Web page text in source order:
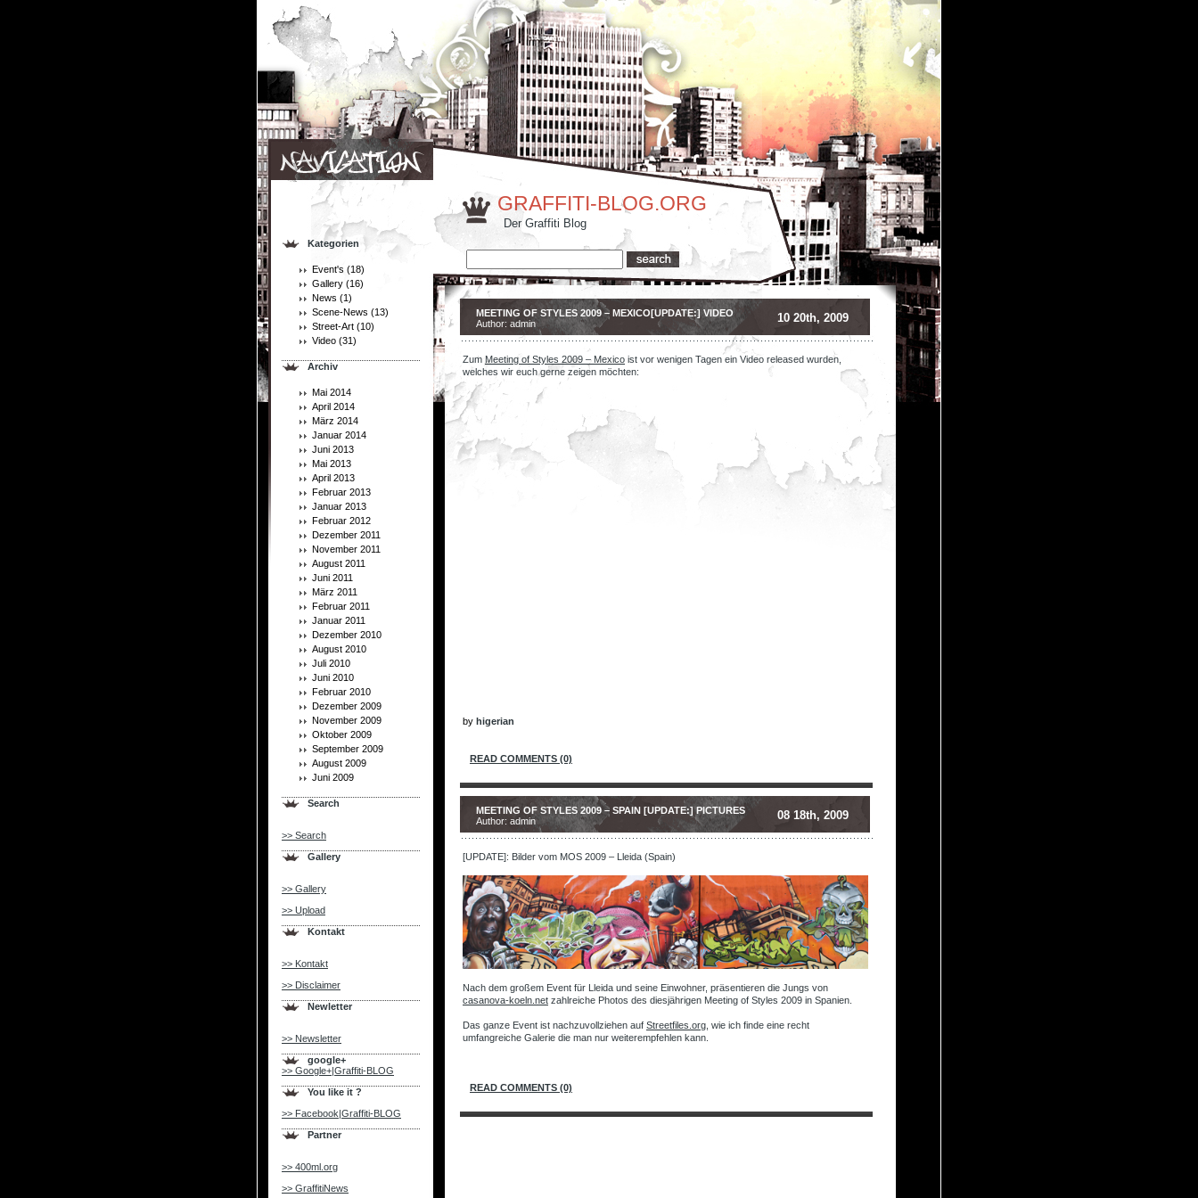
Kategorien
Event's (18)
Gallery (16)
News (1)
Scene-News (13)
Street-Art (10)
Video (31)
Archiv
Mai 2014
April 2014
März 2014
Januar 2014
Juni 2013
Mai 2013
April 2013
Februar 2013
Januar 2013
Februar 2012
Dezember 2011
November 2011
August 2011
Juni 2011
März 2011
Februar 2011
Januar 2011
Dezember 2010
August 2010
Juli 2010
Juni 2010
Februar 2010
Dezember 2009
November 2009
Oktober 2009
September 2009
August 2009
Juni 2009
Search
>> Search
Gallery
>> Gallery
>> Upload
Kontakt
>> Kontakt
>> Disclaimer
Newletter
>> Newsletter
google+
>> Google+|Graffiti-BLOG
You like it ?
>> Facebook|Graffiti-BLOG
Partner
>> 400ml.org
>> GraffitiNews
GRAFFITI-BLOG.ORG
Der Graffiti Blog
MEETING OF STYLES 2009 – MEXICO[UPDATE:] VIDEO
Author: admin
10 20th, 2009
Zum Meeting of Styles 2009 – Mexico ist vor wenigen Tagen ein Video released wurden,
welches wir euch gerne zeigen möchten:
.
by higerian
READ COMMENTS (0)
MEETING OF STYLES 2009 – SPAIN [UPDATE:] PICTURES
Author: admin
08 18th, 2009
[UPDATE]: Bilder vom MOS 2009 – Lleida (Spain)
Nach dem großem Event für Lleida und seine Einwohner, präsentieren die Jungs von
casanova-koeln.net zahlreiche Photos des diesjährigen Meeting of Styles 2009 in Spanien.
Das ganze Event ist nachzuvollziehen auf Streetfiles.org , wie ich finde eine recht
umfangreiche Galerie die man nur weiterempfehlen kann.
READ COMMENTS (0)